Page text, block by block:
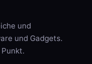
und
und Gadgets.